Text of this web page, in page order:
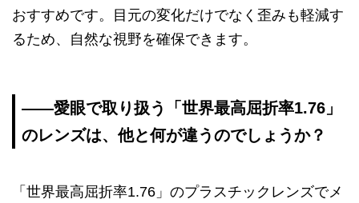
おすすめです。目元の変化だけでなく歪みも軽減す
るため、自然な視野を確保できます。
—―愛眼で取り扱う「世界最高屈折率1.76」
のレンズは、他と何が違うのでしょうか？
「世界最高屈折率1.76」のプラスチックレンズでメ